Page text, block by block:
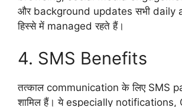
और background updates सभी daily
हिस्से में managed रहते हैं।
4. SMS Benefits
तत्काल communication के लिए SMS
शामिल हैं। ये especially notifications,